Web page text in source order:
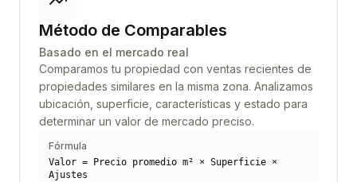
Método de Comparables
Basado en el mercado real
Comparamos tu propiedad con ventas recientes de
propiedades similares en la misma zona. Analizamos
ubicación, superficie, características y estado para
determinar un valor de mercado preciso.
Fórmula
Valor = Precio promedio m² × Superficie ×
Ajustes